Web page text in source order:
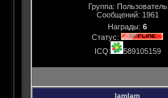
Группа: Пользователь
Сообщений: 1961
Награды: 6
Статус:
ICQ:
589105159
lamlam